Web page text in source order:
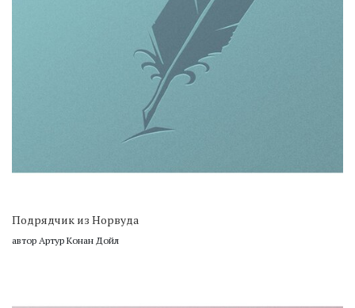
Подрядчик из Норвуда
автор Артур Конан Дойл